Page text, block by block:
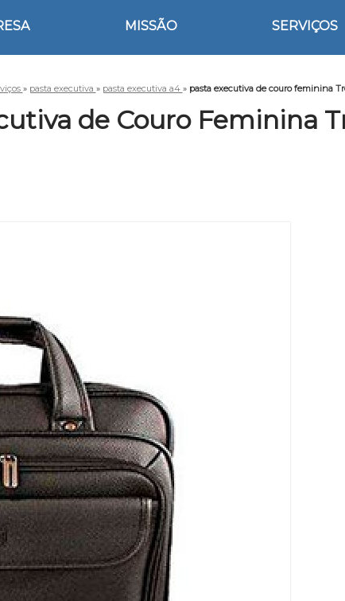
MISSÃO SERVIÇOS
» pasta executiva » pasta executiva a4 » pasta executiva de couro feminina
de Couro Feminina